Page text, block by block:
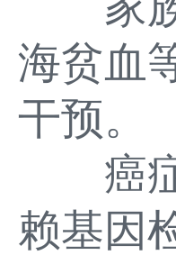
海贫血
干预。
癌症
赖基因